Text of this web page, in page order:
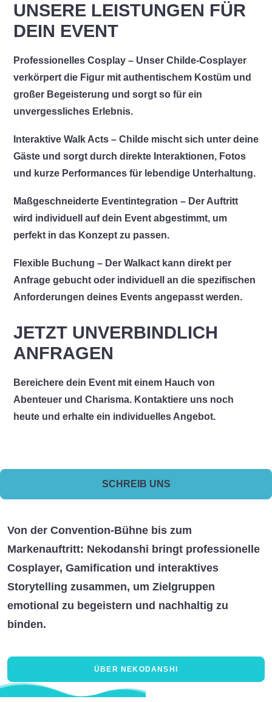
UNSERE LEISTUNGEN FÜR
DEIN EVENT
Professionelles Cosplay – Unser Childe-Cosplayer
verkörpert die Figur mit authentischem Kostüm und
großer Begeisterung und sorgt so für ein
unvergessliches Erlebnis.
Interaktive Walk Acts – Childe mischt sich unter deine
Gäste und sorgt durch direkte Interaktionen, Fotos
und kurze Performances für lebendige Unterhaltung.
Maßgeschneiderte Eventintegration – Der Auftritt
wird individuell auf dein Event abgestimmt, um
perfekt in das Konzept zu passen.
Flexible Buchung – Der Walkact kann direkt per
Anfrage gebucht oder individuell an die spezifischen
Anforderungen deines Events angepasst werden.
JETZT UNVERBINDLICH
ANFRAGEN
Bereichere dein Event mit einem Hauch von
Abenteuer und Charisma. Kontaktiere uns noch
heute und erhalte ein individuelles Angebot.
SCHREIB UNS
Von der Convention-Bühne bis zum
Markenauftritt: Nekodanshi bringt professionelle
Cosplayer, Gamification und interaktives
Storytelling zusammen, um Zielgruppen
emotional zu begeistern und nachhaltig zu
binden.
ÜBER NEKODANSHI